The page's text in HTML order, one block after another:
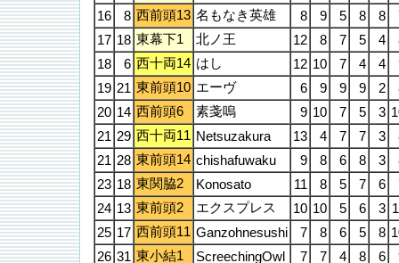
16
8 西前頭13 名もなき英雄 8 9 5 8 8
17 18 東幕下1 北ノ王 12 8 7 5 4
18
6 西十両14 はし 12 10 7 4 4
19 21 東前頭10 エーヴ 6 9 9 9 2
20 14 西前頭6 素戔嗚 9 10 7 5 3
21 29 西十両11 Netsuzakura 13 4 7 7 3
21 28 東前頭14 chishafuwaku 9 8 6 8 3
23 18 東関脇2 Konosato 11 8 5 7 6
24 13 東前頭2 エクスプレス 10 10 5 6 3
25 17 西前頭11 Ganzohnesushi 7 8 6 5 8
26 31 東小結1 ScreechingOwl 7 7 4 8 6